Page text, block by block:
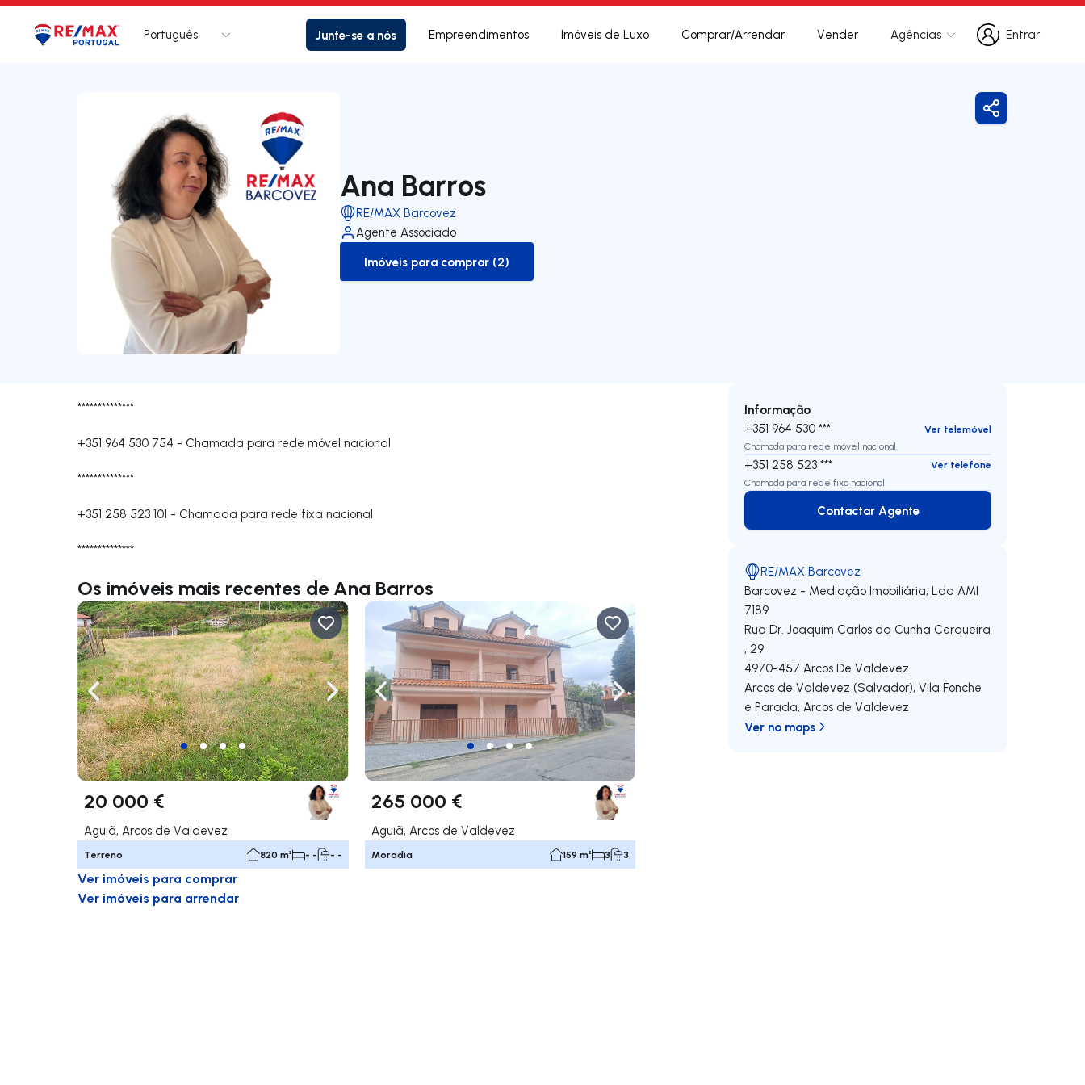
Logo Ir para página inicial
Português Junte-se a nós Empreendimentos Imóveis de Luxo Comprar/Arrendar Vender Agências
Entrar
Entrar
Ana Barros
RE/MAX Barcovez
Agente Associado
to-buy-listing
Imóveis para comprar (2)
Partilhar
**************
+351 964 530 754 - Chamada para rede móvel nacional
**************
+351 258 523 101 - Chamada para rede fixa nacional
**************
Os imóveis mais recentes de Ana Barros
Navegação para a esquerda Navegação para a direita
20 000 €
Aguiã, Arcos de Valdevez
Terreno 820 m² - - - -
Navegação para a esquerda Navegação para a direita
265 000 €
Aguiã, Arcos de Valdevez
Moradia 159 m² 3 3
Ver imóveis para comprar
Ver imóveis para arrendar
Informação
+351 964 530 ***
Ver telemóvel
Chamada para rede móvel nacional
+351 258 523 ***
Ver telefone
Chamada para rede fixa nacional
Contactar Agente
Contactar Agente
RE/MAX Barcovez
Barcovez - Mediação Imobiliária, Lda AMI
7189
Rua Dr. Joaquim Carlos da Cunha Cerqueira
, 29
4970-457 Arcos De Valdevez
Arcos de Valdevez (Salvador), Vila Fonche
e Parada,Arcos de Valdevez
Ver no maps